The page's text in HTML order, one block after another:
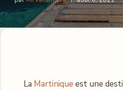
La Martinique est une